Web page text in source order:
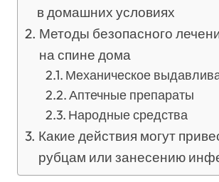
в домашних условиях
Методы безопасного
на спине дома
Механическое
Аптечные препараты
Народные средства
Какие действия могут
рубцам или занесению